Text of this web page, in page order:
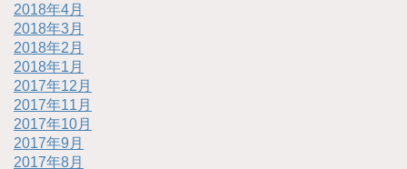
2018年4月
2018年3月
2018年2月
2018年1月
2017年12月
2017年11月
2017年10月
2017年9月
2017年8月